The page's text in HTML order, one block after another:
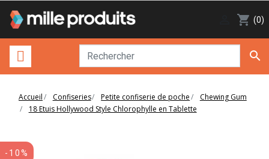
shopping_cart (0)

Accueil Confiseries Petite confiserie de poche
Chewing Gum
18 Etuis Hollywood Style Chlorophylle en Tablette
-10%